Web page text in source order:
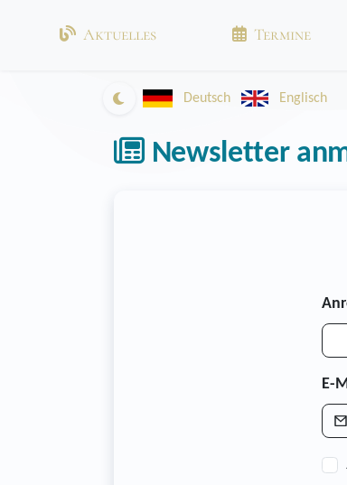
Zum Inhalt springen
Aktuelles Termine
In den Dunkelmodus wechseln
Deutsch Englisch
Newsletter
E-